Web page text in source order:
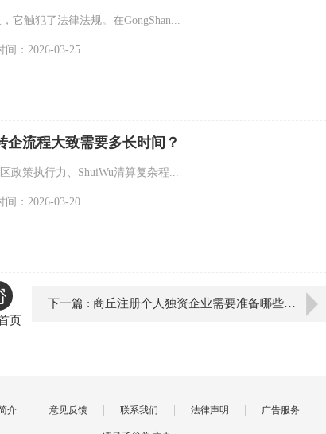
它触犯了法律法规。在GongShan...
间：2026-03-25
企流程大致需要多长时间？
政策执行力、ShuiWu清算复杂程...
间：2026-03-20
页
下一篇 : 商丘注册个人独资企业需要准备哪些材料？
介 | 意见反馈 | 联系我们 | 法律声明 | 广告服务